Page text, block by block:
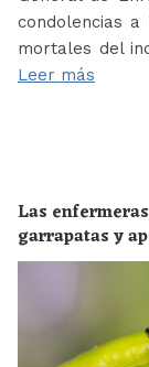
condolencias
mortales del
Leer más
Las
garrapatas y
evitar las